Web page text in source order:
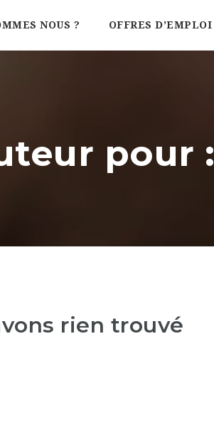
NOUS ? OFFRES D’EMPLOI
pour
rien trouvé